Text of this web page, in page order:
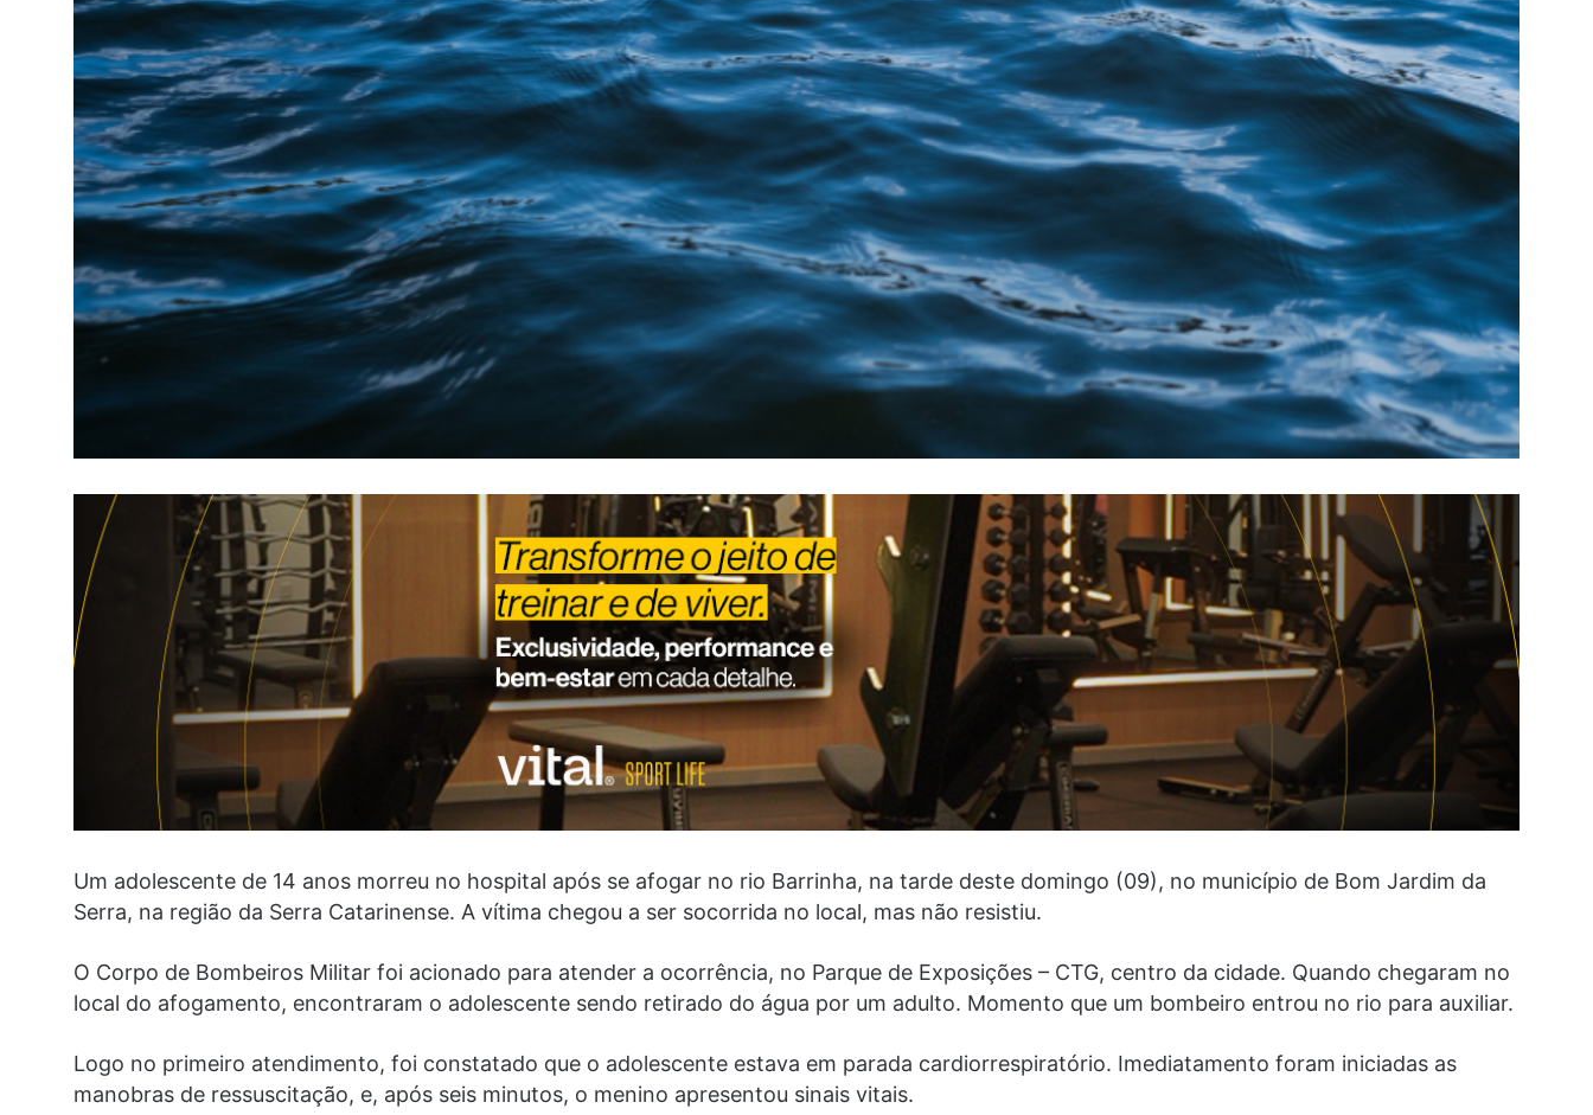
Um adolescente de 14 anos morreu no hospital após se afogar no rio Barrinha, na tarde deste domingo (09), no município de Bom Jardim da
Serra, na região da Serra Catarinense. A vítima chegou a ser socorrida no local, mas não resistiu.
O Corpo de Bombeiros Militar foi acionado para atender a ocorrência, no Parque de Exposições – CTG, centro da cidade. Quando chegaram no
local do afogamento, encontraram o adolescente sendo retirado do água por um adulto. Momento que um bombeiro entrou no rio para auxiliar.
Logo no primeiro atendimento, foi constatado que o adolescente estava em parada cardiorrespiratório. Imediatamento foram iniciadas as
manobras de ressuscitação, e, após seis minutos, o menino apresentou sinais vitais.